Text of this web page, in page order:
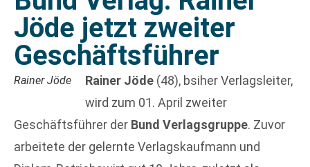
Jöde jetzt zweiter
Geschäftsführer
Rainer Jöde Rainer Jöde (48), bsiher Verlagsleiter,
wird zum 01. April zweiter
Geschäftsführer der Bund Verlagsgruppe. Zuvor
arbeitete der gelernte Verlagskaufmann und